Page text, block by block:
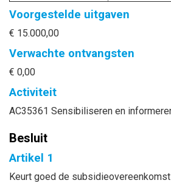
Voorgestelde uitgaven
€ 15.000,00
Verwachte ontvangsten
€ 0,00
Activiteit
AC35361 Sensibiliseren en
Besluit
Artikel 1
Keurt goed de